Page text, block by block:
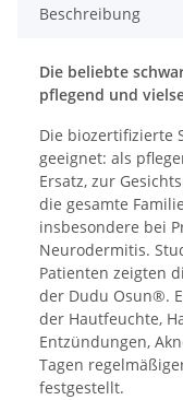
Beschreibung
Die beliebte
pflegend und
Die biozertifizierte
geeignet: als
Ersatz, zur
die gesamte
insbesondere bei
Neurodermitis.
Patienten zeigten
der Dudu Osun®.
der Hautfeuchte,
Entzündungen,
Tagen
festgestellt.